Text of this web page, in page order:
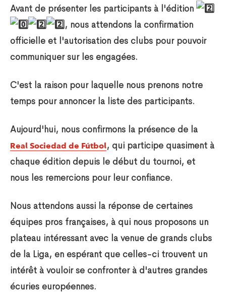
Avant de présenter les participants à l'édition
, nous attendons la confirmation
officielle et l'autorisation des clubs pour pouvoir
communiquer sur les engagées.
C'est la raison pour laquelle nous prenons notre
temps pour annoncer la liste des participants.
Aujourd'hui, nous confirmons la présence de la
Real Sociedad de Fútbol, qui participe quasiment à
chaque édition depuis le début du tournoi, et
nous les remercions pour leur confiance.
Nous attendons aussi la réponse de certaines
équipes pros françaises, à qui nous proposons un
plateau intéressant avec la venue de grands clubs
de la Liga, en espérant que celles-ci trouvent un
intérêt à vouloir se confronter à d'autres grandes
écuries européennes.